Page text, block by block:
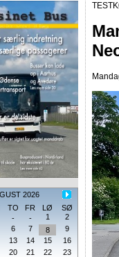
2026
TO FR LØ
SØ
- - 1
2
6 7 8
9
13 14 15
16
20 21 22
23